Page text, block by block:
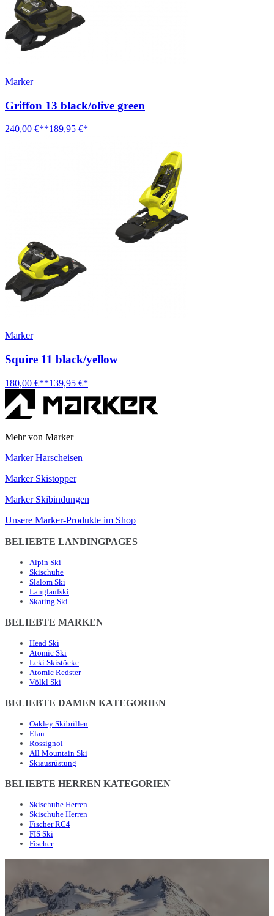
Marker
Griffon 13 black/olive green
240,00 €**189,95 €*
Marker
Squire 11 black/yellow
180,00 €**139,95 €*
Mehr von Marker
Marker Harscheisen
Marker Skistopper
Marker Skibindungen
Unsere Marker-Produkte im Shop
BELIEBTE LANDINGPAGES
Alpin Ski
Skischuhe
Slalom Ski
Langlaufski
Skating Ski
BELIEBTE MARKEN
Head Ski
Atomic Ski
Leki Skistöcke
Atomic Redster
Völkl Ski
BELIEBTE DAMEN KATEGORIEN
Oakley Skibrillen
Elan
Rossignol
All Mountain Ski
Skiausrüstung
BELIEBTE HERREN KATEGORIEN
Skischuhe Herren
Skischuhe Herren
Fischer RC4
FIS Ski
Fischer